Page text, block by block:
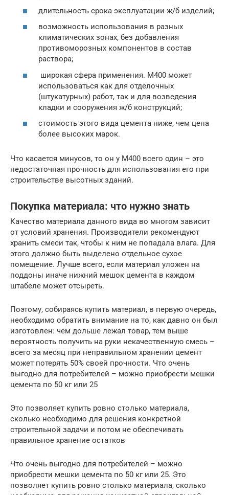
длительность срока эксплуатации ж/б изделий;
возможность использования в разных
климатических зонах, без добавления
противоморозных компонентов в состав
раствора;
широкая сфера применения. М400 может
использоваться как для отделочных
(штукатурных) работ, так и для возведения
кладки и сооружения ж/б конструкций;
стоимость этого вида цемента ниже, чем цена
более высоких марок.
Что касается минусов, то он у М400 всего один – это
недостаточная прочность для использования его при
строительстве высотных зданий.
Покупка материала: что нужно знать
Качество материала данного вида во многом зависит
от условий хранения. Производители рекомендуют
хранить смеси так, чтобы к ним не попадала влага. Для
этого должно быть выделено отдельное сухое
помещение. Лучше всего, если материал уложен на
поддоны иначе нижний мешок цемента в каждом
штабеле может отсыреть.
Поэтому, собираясь купить материал, в первую очередь,
необходимо обратить внимание на то, как давно он был
изготовлен: чем дольше лежал товар, тем выше
вероятность получить на руки некачественную смесь –
всего за месяц при неправильном хранении цемент
может потерять 50% своей прочности. Что очень
выгодно для потребителей – можно приобрести мешки
цемента по 50 кг или 25
Это позволяет купить ровно столько материала,
сколько необходимо для решения конкретной
строительной задачи и потом не обеспечивать
правильное хранение остатков
Что очень выгодно для потребителей – можно
приобрести мешки цемента по 50 кг или 25. Это
позволяет купить ровно столько материала, сколько